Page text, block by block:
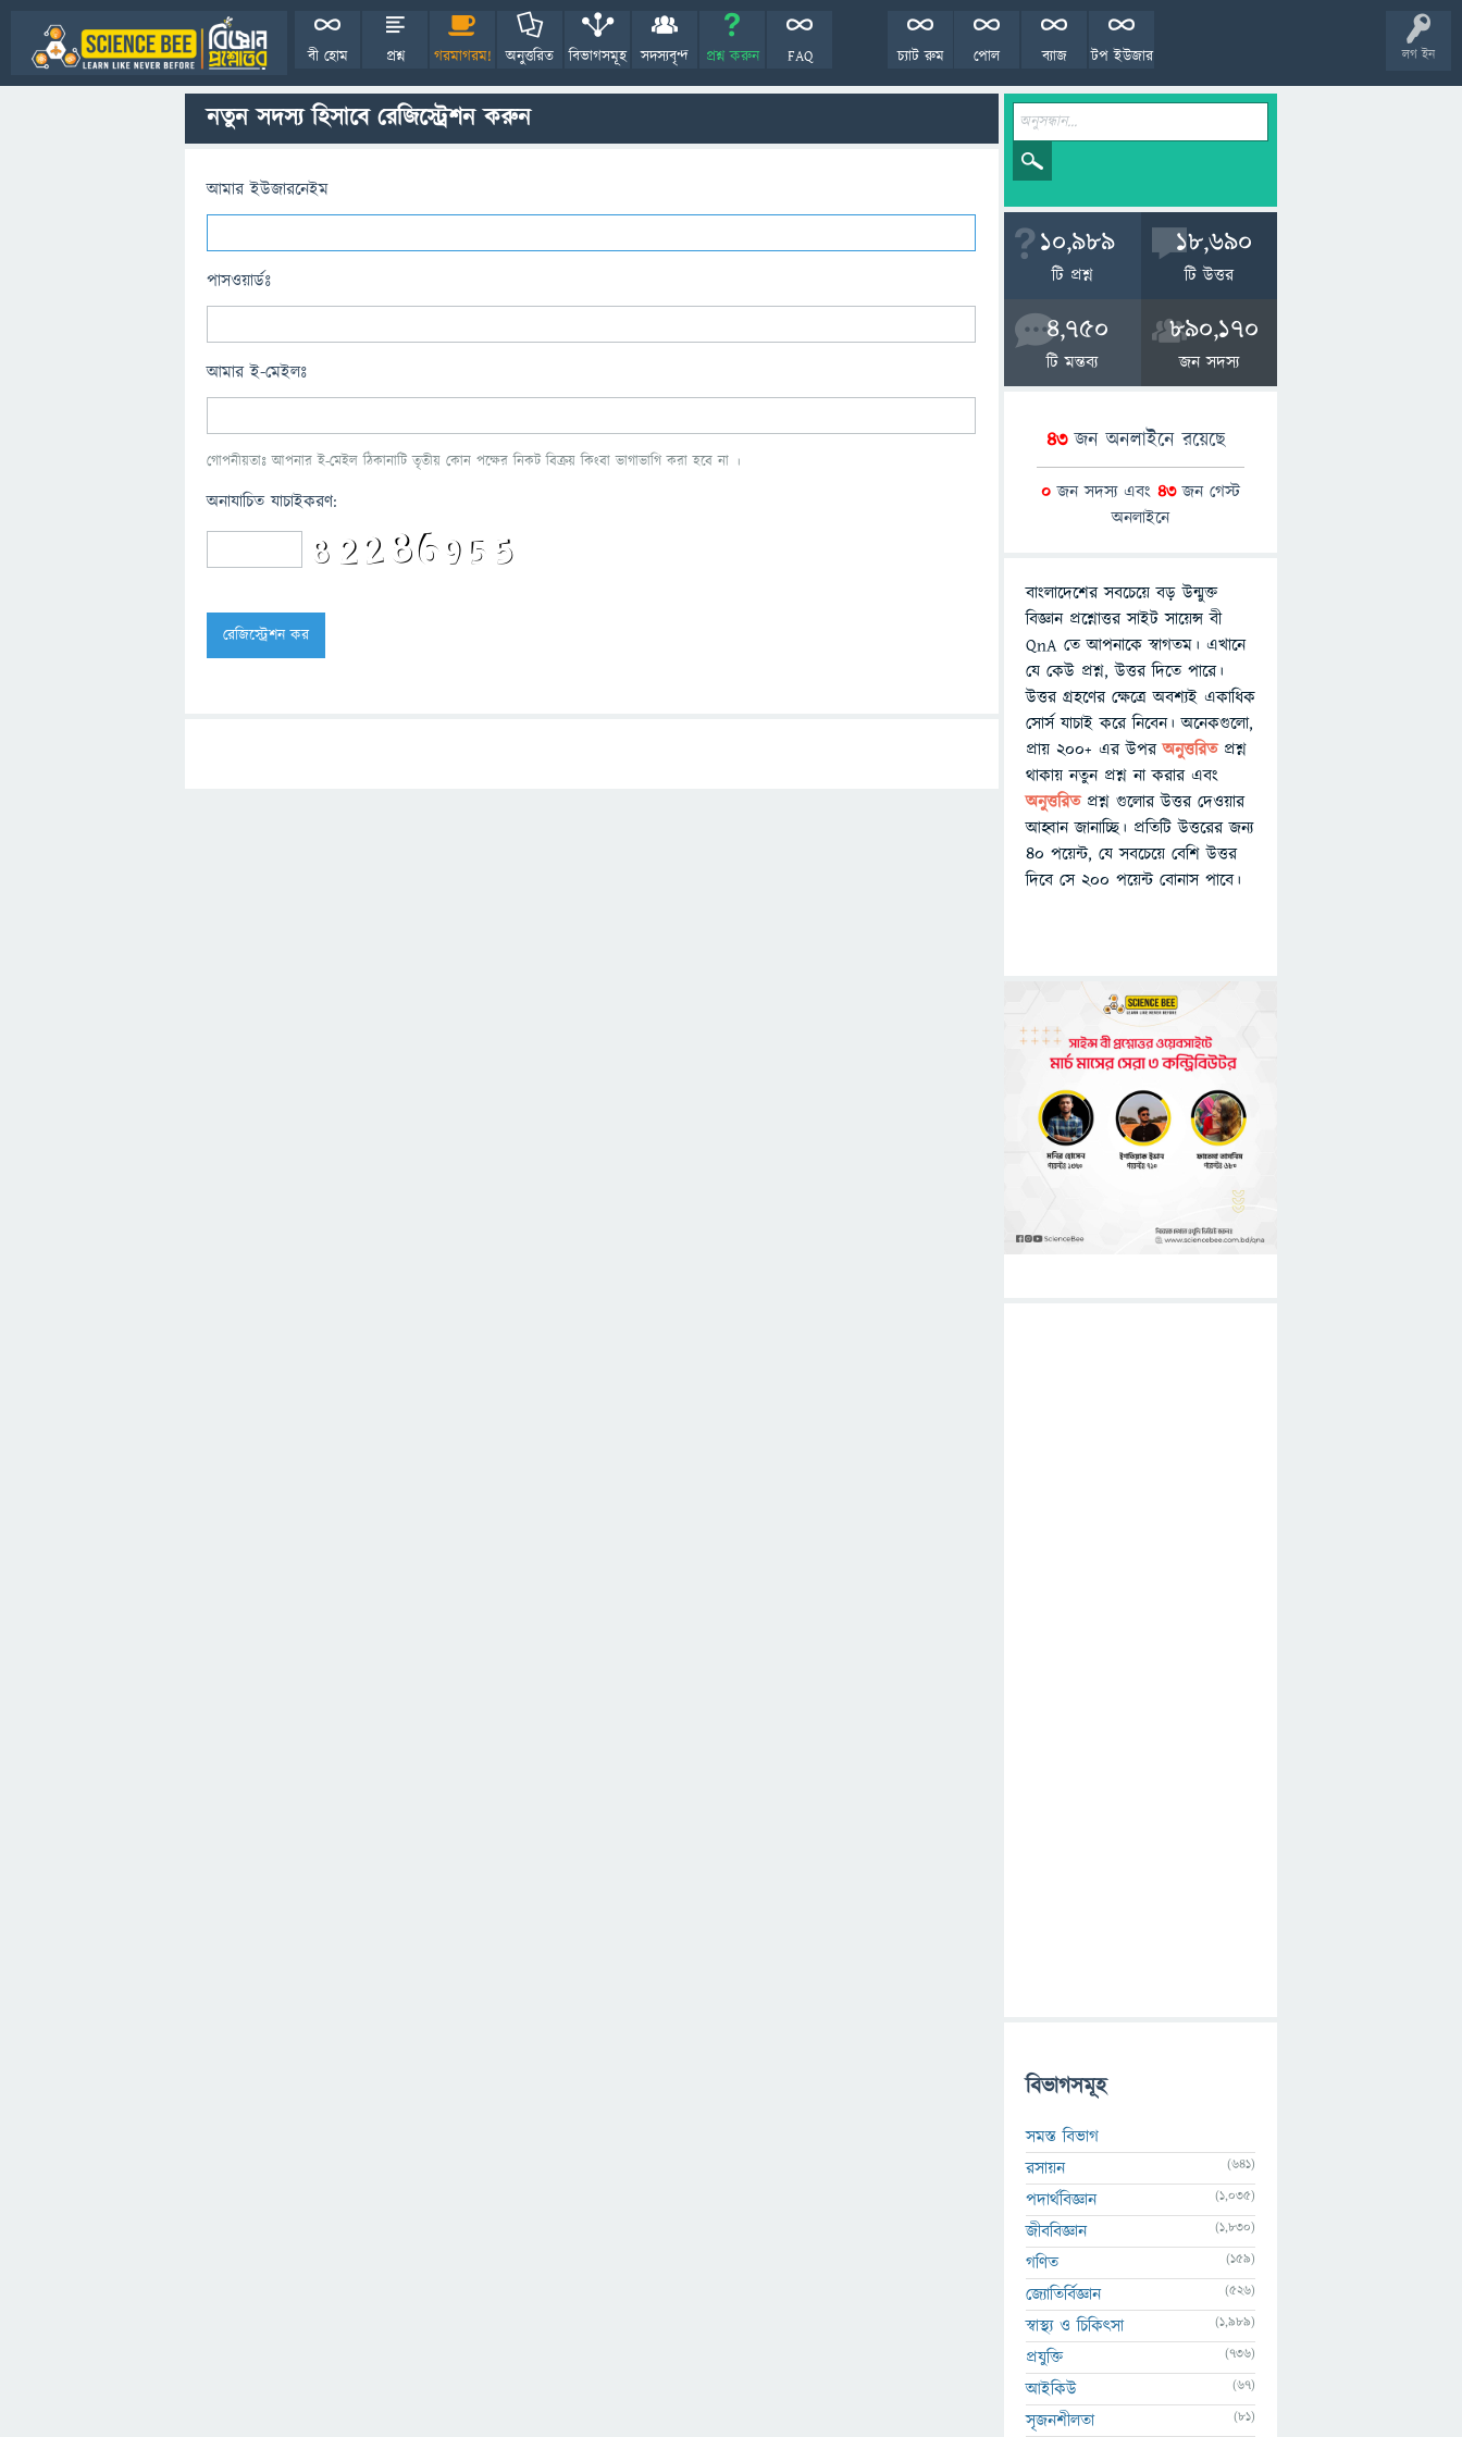
লগ ইন
বী হোম প্রশ্ন গরমাগরম! অনুত্তরিত বিভাগসমূহ সদস্যবৃন্দ প্রশ্ন করুন FAQ টপ ইউজার
ব্যাজ
পোল
চ্যাট রুম
নতুন সদস্য হিসাবে রেজিস্ট্রেশন করুন
আমার ইউজারনেইম
পাসওয়ার্ডঃ
আমার ই-মেইলঃ
গোপনীয়তাঃ আপনার ই-মেইল ঠিকানাটি তৃতীয় কোন পক্ষের নিকট বিক্রয় কিংবা ভাগাভাগি করা হবে না ।
অনাযাচিত যাচাইকরণ:
10,989
টি প্রশ্ন
18,690
টি উত্তর
4,750
টি মন্তব্য
890,170
জন সদস্য
43জন অনলাইনে রয়েছে
0 জন সদস্য এবং 43জন গেস্ট
অনলাইনে
বাংলাদেশের সবচেয়ে বড় উন্মুক্ত
বিজ্ঞান প্রশ্নোত্তর সাইট সায়েন্স বী
QnA তে আপনাকে স্বাগতম। এখানে
যে কেউ প্রশ্ন, উত্তর দিতে পারে।
উত্তর গ্রহণের ক্ষেত্রে অবশ্যই একাধিক
সোর্স যাচাই করে নিবেন। অনেকগুলো,
প্রায় ২০০+ এর উপরঅনুত্তরিতপ্রশ্ন
থাকায় নতুন প্রশ্ন না করার এবং
অনুত্তরিত প্রশ্ন গুলোর উত্তর দেওয়ার
আহ্বান জানাচ্ছি। প্রতিটি উত্তরের জন্য
৪০ পয়েন্ট, যে সবচেয়ে বেশি উত্তর
দিবে সে ২০০ পয়েন্ট বোনাস পাবে।
বিভাগসমূহ
সমস্ত বিভাগ
রসায়ন
(641)
পদার্থবিজ্ঞান (1,035)
জীববিজ্ঞান (1,830)
গণিত (159)
জ্যোতির্বিজ্ঞান (526)
স্বাস্থ্য ও চিকিৎসা (1,989)
প্রযুক্তি (736)
আইকিউ (67)
সৃজনশীলতা (81)